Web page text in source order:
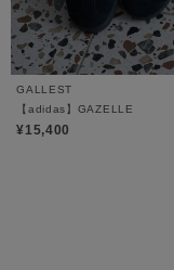
GALLEST
【adidas】GAZELLE
¥15,400